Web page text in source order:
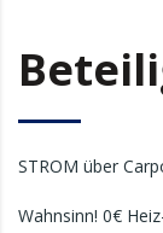
STROM über
Wahnsinn! 0€